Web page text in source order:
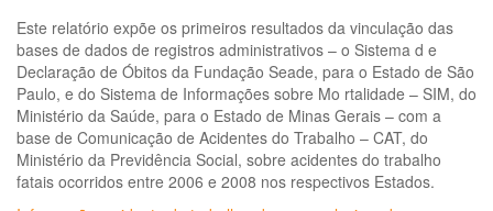
Este relatório expõe os primeiros resultados da vinculação das
bases de dados de registros administrativos – o Sistema d e
Declaração de Óbitos da Fundação Seade, para o Estado de São
Paulo, e do Sistema de Informações sobre Mo rtalidade – SIM, do
Ministério da Saúde, para o Estado de Minas Gerais – com a
base de Comunicação de Acidentes do Trabalho – CAT, do
Ministério da Previdência Social, sobre acidentes do trabalho
fatais ocorridos entre 2006 e 2008 nos respectivos Estados.